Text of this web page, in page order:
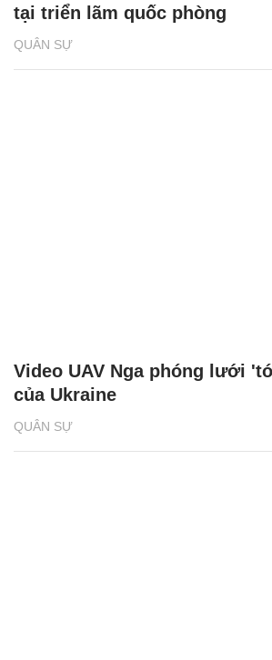
QUÂN SỰ
tại triển lãm quốc phòng
QUÂN SỰ
Video UAV Nga phóng lưới
của Ukraine